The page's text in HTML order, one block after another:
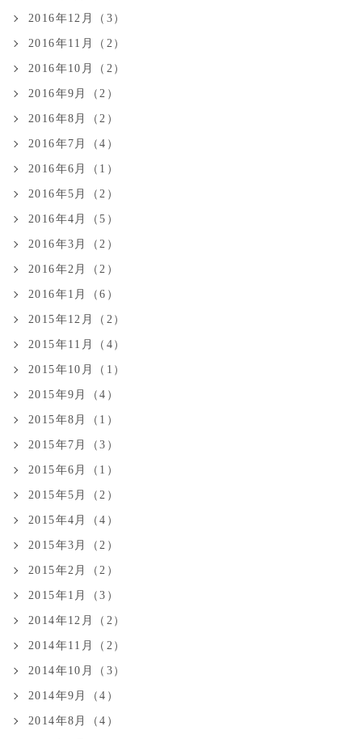
2016年12月（3）
2016年11月（2）
2016年10月（2）
2016年9月（2）
2016年8月（2）
2016年7月（4）
2016年6月（1）
2016年5月（2）
2016年4月（5）
2016年3月（2）
2016年2月（2）
2016年1月（6）
2015年12月（2）
2015年11月（4）
2015年10月（1）
2015年9月（4）
2015年8月（1）
2015年7月（3）
2015年6月（1）
2015年5月（2）
2015年4月（4）
2015年3月（2）
2015年2月（2）
2015年1月（3）
2014年12月（2）
2014年11月（2）
2014年10月（3）
2014年9月（4）
2014年8月（4）